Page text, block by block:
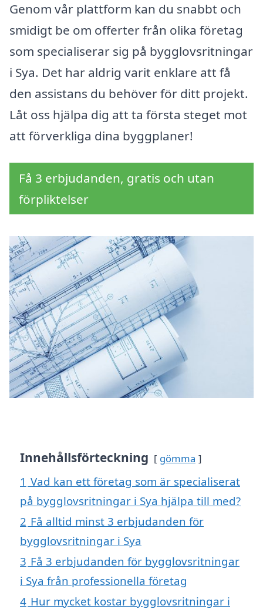
Genom vår plattform kan du snabbt och
smidigt be om offerter från olika företag
som specialiserar sig på bygglovsritningar
i Sya. Det har aldrig varit enklare att få
den assistans du behöver för ditt projekt.
Låt oss hjälpa dig att ta första steget mot
att förverkliga dina byggplaner!
Få 3 erbjudanden, gratis och utan
förpliktelser
Innehållsförteckning gömma
1 Vad kan ett företag som är specialiserat
på bygglovsritningar i Sya hjälpa till med?
2 Få alltid minst 3 erbjudanden för
bygglovsritningar i Sya
3 Få 3 erbjudanden för bygglovsritningar
i Sya från professionella företag
4 Hur mycket kostar bygglovsritningar i